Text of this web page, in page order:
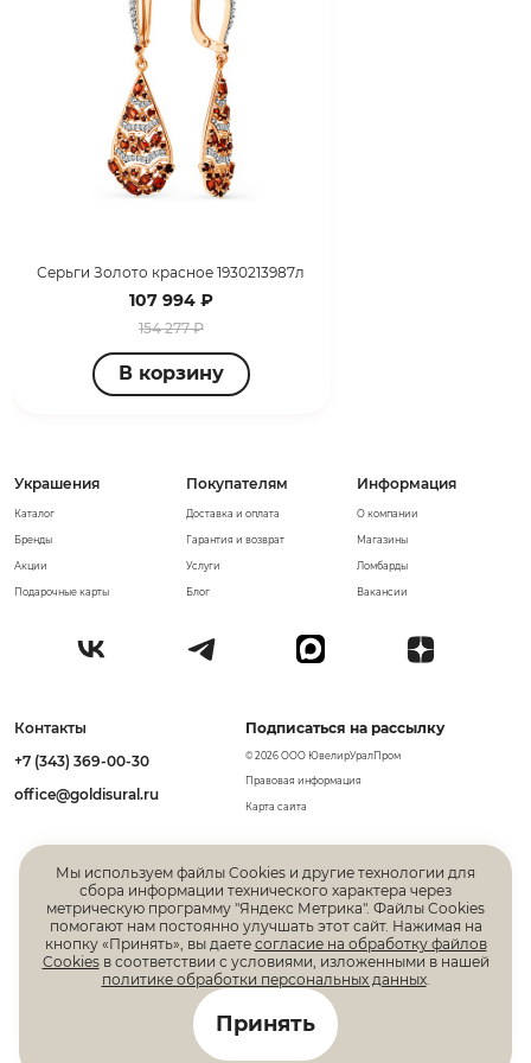
Серьги Золото красное 1930213987л
107 994 ₽
154 277 ₽
В корзину
Информация
О компании
Магазины
Ломбарды
Вакансии
Украшения
Каталог
Бренды
Акции
Подарочные карты
Покупателям
Доставка и оплата
Гарантия и возврат
Услуги
Блог
Контакты
+7 (343) 369-00-30
office@goldisural.ru
Подписаться на рассылку
© 2026 ООО ЮвелирУралПром
Правовая информация
Карта сайта
Все права защищены. Информация, размещенная на
данной странице, не является публичной офертой
Мы используем файлы Cookies и другие технологии для
сбора информации технического характера через
метрическую программу "Яндекс Метрика". Файлы Cookies
помогают нам постоянно улучшать этот сайт. Нажимая на
кнопку «Принять», вы даете согласие на обработку файлов
Cookiesв соответствии с условиями, изложенными в нашей
политике обработки персональных данных.
Принять